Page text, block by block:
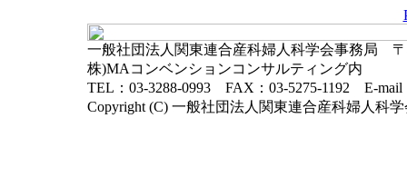
一般社団法人関東連合産科婦人科学会事務局 〒
株)MAコンベンションコンサルティング内
TEL：03-3288-0993 FAX：03-5275-1192 E-mail
Copyright (C) 一般社団法人関東連合産科婦人科